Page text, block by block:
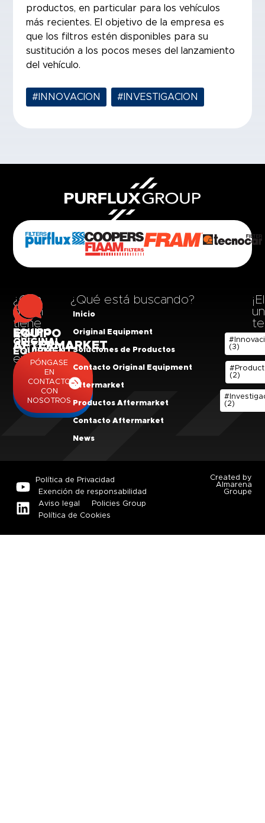
productos, en particular para los vehículos
más recientes. El objetivo de la empresa es
que los filtros estén disponibles para su
sustitución a los pocos meses del lanzamiento
del vehículo.
#INNOVACION #INVESTIGACION
¿Con
quién
tiene
que
ponerse
en
contacto?
EQUIPO
ORIGINAL
EQUIPMENT
PÓNGASE
EN
CONTACTO
CON
NOSOTROS
EQUIPO
AFTERMARKET
PÓNGASE
EN
CONTACTO
CON
NOSOTROS
¿Qué está buscando?
Inicio
Original Equipment
Soluciones de Productos
Contacto Original Equipment
Aftermarket
Productos Aftermarket
Contacto Aftermarket
News
un
(3)
(2)
(2)
Política de Privacidad
Exención de responsabilidad
Aviso legal
Policies Group
Política de Cookies
Created by
Almarena
Groupe